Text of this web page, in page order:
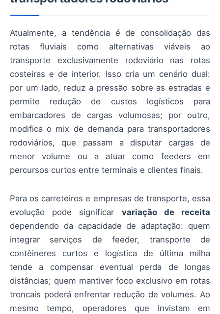
Atualmente, a tendência é de consolidação das
rotas fluviais como alternativas viáveis ao
transporte exclusivamente rodoviário nas rotas
costeiras e de interior. Isso cria um cenário dual:
por um lado, reduz a pressão sobre as estradas e
permite redução de custos logísticos para
embarcadores de cargas volumosas; por outro,
modifica o mix de demanda para transportadores
rodoviários, que passam a disputar cargas de
menor volume ou a atuar como feeders em
percursos curtos entre terminais e clientes finais.
Para os carreteiros e empresas de transporte, essa
evolução pode significar variação de receita
dependendo da capacidade de adaptação: quem
integrar serviços de feeder, transporte de
contêineres curtos e logística de última milha
tende a compensar eventual perda de longas
distâncias; quem mantiver foco exclusivo em rotas
troncais poderá enfrentar redução de volumes. Ao
mesmo tempo, operadores que invistam em